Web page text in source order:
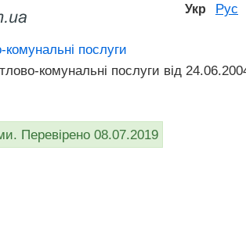
Укр Рус
послуги
комунальні послуги від
Перевірено 08.07.2019